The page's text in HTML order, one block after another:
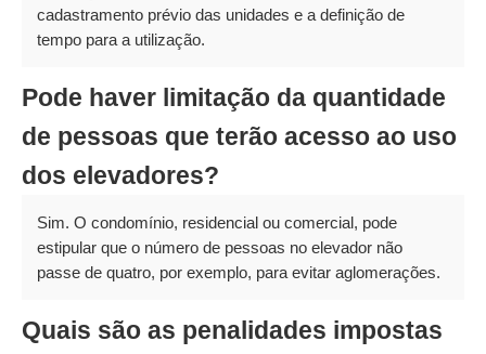
cadastramento prévio das unidades e a definição de
tempo para a utilização.
Pode haver limitação da quantidade
de pessoas que terão acesso ao uso
dos elevadores?
Sim. O condomínio, residencial ou comercial, pode
estipular que o número de pessoas no elevador não
passe de quatro, por exemplo, para evitar aglomerações.
Quais são as penalidades impostas